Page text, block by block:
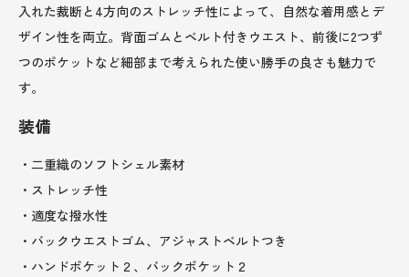
入れた裁断と4方向のストレッチ性によって、自然な着用感とデ
ザイン性を両立。背面ゴムとベルト付きウエスト、前後に2つず
つのポケットなど細部まで考えられた使い勝手の良さも魅力で
す。
装備
・二重織のソフトシェル素材
・ストレッチ性
・適度な撥水性
・バックウエストゴム、アジャストベルトつき
・ハンドポケット２、バックポケット２